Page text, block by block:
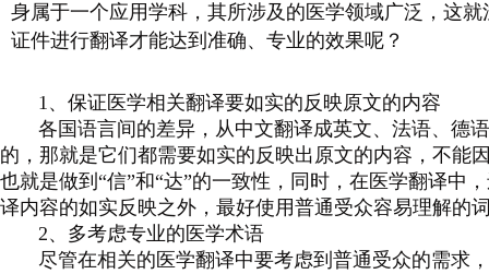
身属于一个应用学科，其所涉及的医学领域广泛，这
证件进行翻译才能达到准确、专业的效果呢？
1、保证医学相关翻译要如实的反映原文的内容
各国语言间的差异，从中文翻译成英文、法语、德
的，那就是它们都需要如实的反映出原文的内容，不能
也就是做到“信”和“达”的一致性，同时，在医学翻译中
译内容的如实反映之外，最好使用普通受众容易理解的
2、多考虑专业的医学术语
尽管在相关的 医学翻译中要考虑到普通受众的需求